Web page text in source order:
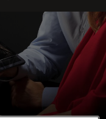
savienojamības